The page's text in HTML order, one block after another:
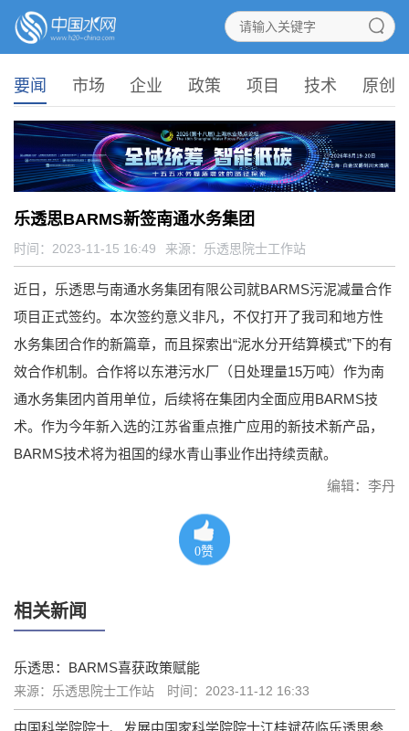
要闻 市场 企业 政策 项目 技术 原创
乐透思BARMS新签南通水务集团
时间：2023-11-15 16:49 来源： 乐透思院士工作站
近日，乐透思与南通水务集团有限公司就BARMS污泥减量合作
项目正式签约。本次签约意义非凡，不仅打开了我司和地方性
水务集团合作的新篇章，而且探索出“泥水分开结算模式”下的有
效合作机制。合作将以东港污水厂（日处理量15万吨）作为南
通水务集团内首用单位，后续将在集团内全面应用BARMS技
术。作为今年新入选的江苏省重点推广应用的新技术新产品，
BARMS技术将为祖国的绿水青山事业作出持续贡献。
编辑：李丹
0赞
相关新闻
乐透思：BARMS喜获政策赋能
来源：乐透思院士工作站 时间：2023-11-12 16:33
中国科学院院士、发展中国家科学院院士江桂斌莅临乐透思参